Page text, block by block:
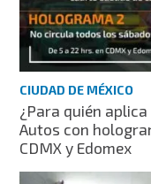
CIUDAD DE MÉXICO
¿Para quién
Autos con
CDMX y Edomex